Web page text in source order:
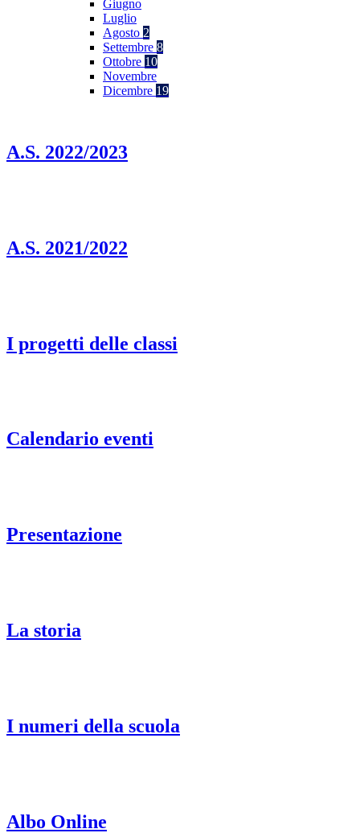
Giugno
Luglio
Agosto 2
Settembre 8
Ottobre 10
Novembre
Dicembre 19
A.S. 2022/2023
A.S. 2021/2022
I progetti delle classi
Calendario eventi
Presentazione
La storia
I numeri della scuola
Albo Online